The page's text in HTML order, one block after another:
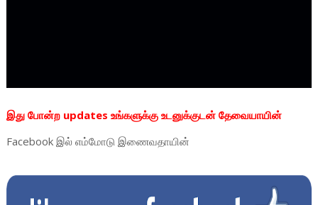
இது போன்ற updates உங்களுக்கு உடனுக்குடன் தேவையாயின்
Facebook இல் எம்மோடு இணைவதாயின்